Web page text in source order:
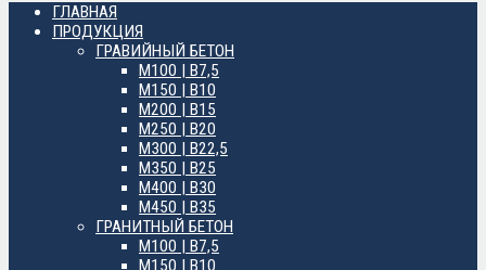
ГЛАВНАЯ
ПРОДУКЦИЯ
ГРАВИЙНЫЙ БЕТОН
М100 | B7,5
М150 | B10
М200 | B15
М250 | B20
М300 | B22,5
М350 | B25
М400 | B30
М450 | B35
ГРАНИТНЫЙ БЕТОН
М100 | B7,5
М150 | B10